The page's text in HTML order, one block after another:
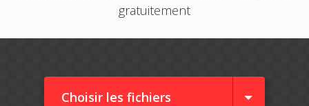
gratuitement
Choisir les fichiers